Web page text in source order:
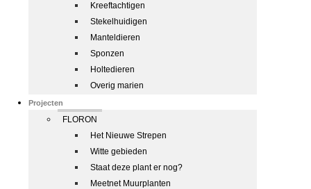
Kreeftachtigen
Stekelhuidigen
Manteldieren
Sponzen
Holtedieren
Overig marien
Projecten
FLORON
Het Nieuwe Strepen
Witte gebieden
Staat deze plant er nog?
Meetnet Muurplanten